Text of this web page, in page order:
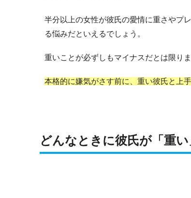
半分以上の女性が彼氏の愛情に重さやプ
る悩みだといえるでしょう。
重いことが必ずしもマイナスだとは限り
本格的に嫌気がさす前に、重い彼氏と上
どんなときに彼氏が「重